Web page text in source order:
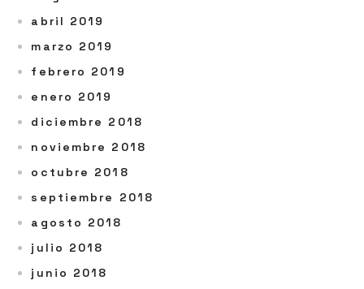
abril 2019
marzo 2019
febrero 2019
enero 2019
diciembre 2018
noviembre 2018
octubre 2018
septiembre 2018
agosto 2018
julio 2018
junio 2018